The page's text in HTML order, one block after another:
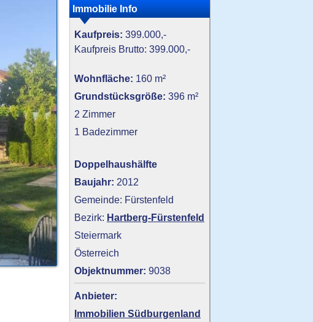
Immobilie Info
Kaufpreis: 399.000,-
Kaufpreis Brutto: 399.000,-
Wohnfläche: 160 m²
Grundstücksgröße: 396 m²
2 Zimmer
1 Badezimmer
Doppelhaushälfte
Baujahr: 2012
Gemeinde: Fürstenfeld
Bezirk: Hartberg-Fürstenfeld
Steiermark
Österreich
Objektnummer: 9038
Anbieter:
Immobilien Südburgenland